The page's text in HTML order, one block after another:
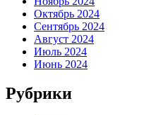
Октябрь 2024
Сентябрь 2024
Август 2024
Июль 2024
Июнь 2024
Рубрики